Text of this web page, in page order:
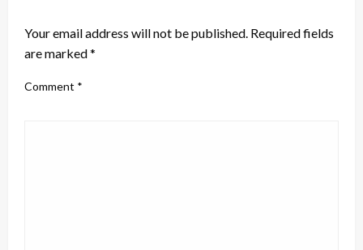
Your email address will not be published. Required fields
are marked*
Comment *